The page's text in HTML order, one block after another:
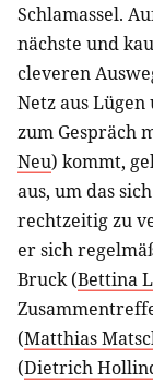
Schlamassel.
nächste und
cleveren
Netz aus Lügen
zum Gespräch
Neu) kommt,
aus, um das
rechtzeitig zu
er sich
Bruck (Bettina
(Matthias
(Dietrich